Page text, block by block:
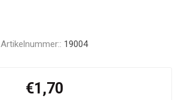
Artikelnummer:: 19004
€1,70